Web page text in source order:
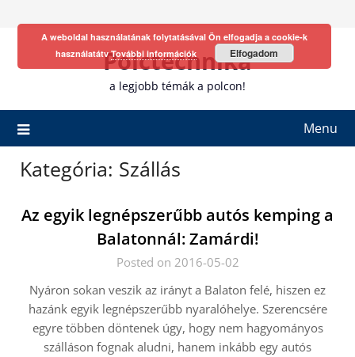
Polctechnika
a legjobb témák a polcon!
Menu
Kategória: Szállás
Az egyik legnépszerűbb autós kemping a
Balatonnál: Zamárdi!
Posted on 2016-05-02
Nyáron sokan veszik az irányt a Balaton felé, hiszen ez
hazánk egyik legnépszerűbb nyaralóhelye. Szerencsére
egyre többen döntenek úgy, hogy nem hagyományos
szálláson fognak aludni, hanem inkább egy autós
A weboldal használatának folytatásával Ön elfogadja a cookie-k
használatátvTovábbi információk Elfogadom